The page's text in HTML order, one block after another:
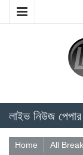
লাইভ নিউজ
Home All